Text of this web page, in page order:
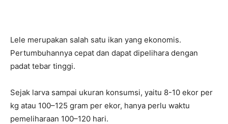
Lele merupakan salah satu ikan yang ekonomis.
Pertumbuhannya cepat dan dapat dipelihara dengan
padat tebar tinggi.
Sejak larva sampai ukuran konsumsi, yaitu 8-10 ekor per
kg atau 100–125 gram per ekor, hanya perlu waktu
pemeliharaan 100–120 hari.